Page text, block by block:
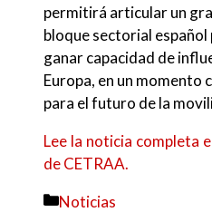
permitirá articular un
bloque sectorial español
ganar capacidad de
Europa, en un momento
para el futuro de la
Lee la noticia completa
de CETRAA.
Categorías
Noticias